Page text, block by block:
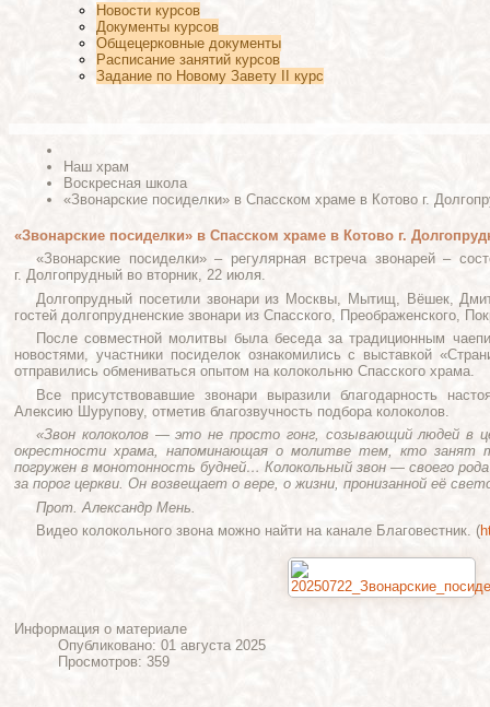
Новости курсов
Документы курсов
Общецерковные документы
Расписание занятий курсов
Задание по Новому Завету II курс
Наш храм
Воскресная школа
«Звонарские посиделки» в Спасском храме в Котово г.
«Звонарские посиделки» в Спасском храме в Котово г.
«Звонарские посиделки» – регулярная встреча звонарей –
г. Долгопрудный во вторник, 22 июля.
Долгопрудный посетили звонари из Москвы, Мытищ, Вёшек,
гостей долгопрудненские звонари из Спасского, Преображенского,
После совместной молитвы была беседа за традиционным
новостями, участники посиделок ознакомились с выставкой
отправились обмениваться опытом на колокольню Спасского храма.
Все присутствовавшие звонари выразили благодарность
Алексию Шурупову, отметив благозвучность подбора колоколов.
«Звон колоколов — это не просто гонг, созывающий людей в
окрестности храма, напоминающая о молитве тем, кто занят
погружен в монотонность будней… Колокольный звон — своего
за порог церкви. Он возвещает о вере, о жизни, пронизанной её
Прот. Александр Мень.
Видео колокольного звона можно найти на канале Благовестник. (
Информация о материале
Опубликовано: 01 августа 2025
Просмотров: 359